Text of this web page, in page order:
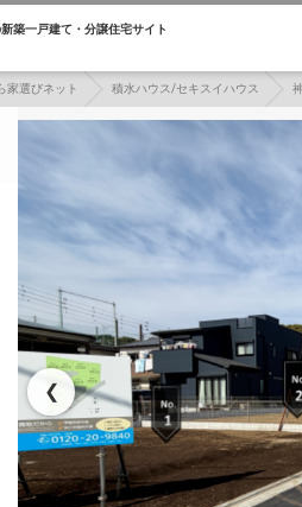
新築一戸建て・分譲住宅サイト
家選びネット 積水ハウス/セキスイハウス
❮